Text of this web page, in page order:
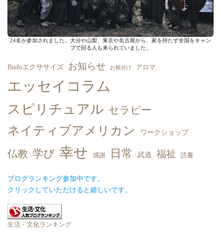
24名が参加されました。大分や山梨、東京や名古屋から、家を持たず全国をキャン
プで回る人も来られていました。
Budoエクササイズ お知らせ お裾分け アロマ
エッセイコラム
スピリチュアル セラピー
ネイティブアメリカン ワークショップ
仏教 学び 幸せ 感謝 日常 武道 福祉 読書
ブログランキング参加中です。
クリックしていただけると嬉しいです。
生活・文化ランキング